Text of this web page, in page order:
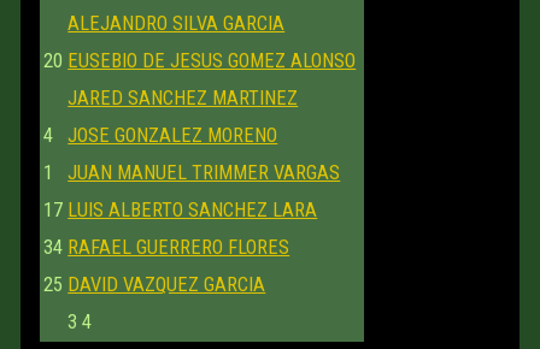
ALEJANDRO SILVA GARCIA
20 EUSEBIO DE JESUS GOMEZ ALONSO
JARED SANCHEZ MARTINEZ
4
JOSE GONZALEZ MORENO
1
JUAN MANUEL TRIMMER VARGAS
17 LUIS ALBERTO SANCHEZ LARA
34 RAFAEL GUERRERO FLORES
25 DAVID VAZQUEZ GARCIA
34